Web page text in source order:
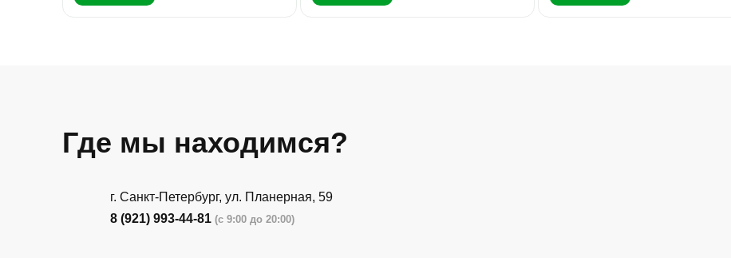
Где мы находимся?
г. Санкт-Петербург, ​ул. Планерная, 59
8 (921) 993-44-81 (с 9:00 до 20:00)